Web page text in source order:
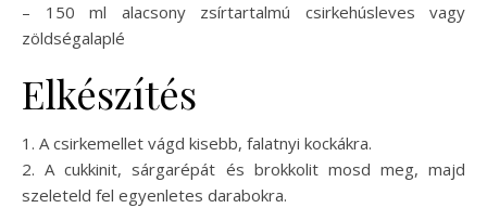
– 150 ml alacsony zsírtartalmú csirkehúsleves vagy
zöldségalaplé
Elkészítés
1. A csirkemellet vágd kisebb, falatnyi kockákra.
2. A cukkinit, sárgarépát és brokkolit mosd meg, majd
szeleteld fel egyenletes darabokra.